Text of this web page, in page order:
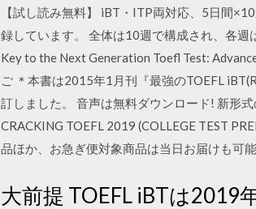
【試し読み無料】 iBT・ITP両対応、5日間
録しています。 全体は10週で構成され、各
Key to the Next Generation Toefl Test:
ご ＊本書は2015年1月刊『最強のTOEFL
訂しました。 音声は無料ダウンロード! 新形
CRACKING TOEFL 2019 (COLLEGE TEST
品ほか、お急ぎ便対象商品は当日お届けも
大前提 TOEFL iBTは2019